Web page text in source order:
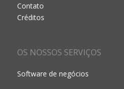
Contato
Créditos
OS NOSSOS SERVIÇOS
Software de negócios